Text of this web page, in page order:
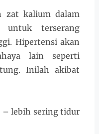
zat kalium dalam
terserang
Hipertensi akan
lain seperti
Inilah akibat
– lebih sering tidur